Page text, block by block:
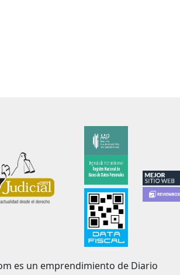
es un emprendimiento de Diario